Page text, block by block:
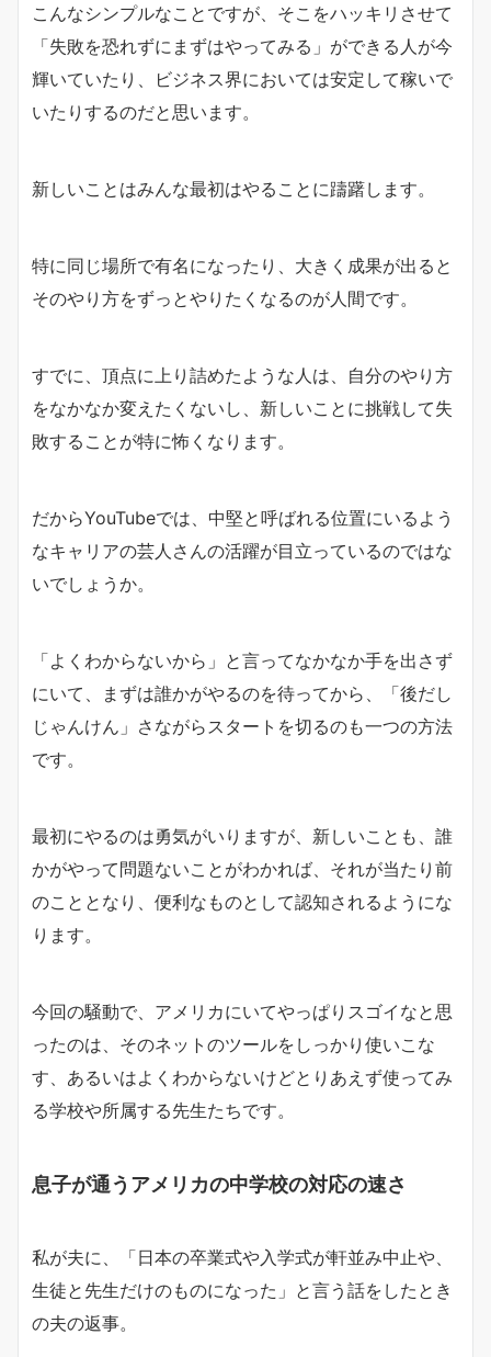
こんなシンプルなことですが、そこをハッキリさせて
「失敗を恐れずにまずはやってみる」ができる人が今
輝いていたり、ビジネス界においては安定して稼いで
いたりするのだと思います。
新しいことはみんな最初はやることに躊躇します。
特に同じ場所で有名になったり、大きく成果が出ると
そのやり方をずっとやりたくなるのが人間です。
すでに、頂点に上り詰めたような人は、自分のやり方
をなかなか変えたくないし、新しいことに挑戦して失
敗することが特に怖くなります。
だからYouTubeでは、中堅と呼ばれる位置にいるよう
なキャリアの芸人さんの活躍が目立っているのではな
いでしょうか。
「よくわからないから」と言ってなかなか手を出さず
にいて、まずは誰かがやるのを待ってから、「後だし
じゃんけん」さながらスタートを切るのも一つの方法
です。
最初にやるのは勇気がいりますが、新しいことも、誰
かがやって問題ないことがわかれば、それが当たり前
のこととなり、便利なものとして認知されるようにな
ります。
今回の騒動で、アメリカにいてやっぱりスゴイなと思
ったのは、そのネットのツールをしっかり使いこな
す、あるいはよくわからないけどとりあえず使ってみ
る学校や所属する先生たちです。
息子が通うアメリカの中学校の対応の速さ
私が夫に、「日本の卒業式や入学式が軒並み中止や、
生徒と先生だけのものになった」と言う話をしたとき
の夫の返事。